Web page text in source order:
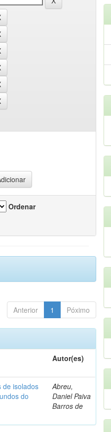
Ordenar
Anterior 1 Póximo
Autor(es)
de isolados
do
Abreu,
Daniel Paiva
Barros de